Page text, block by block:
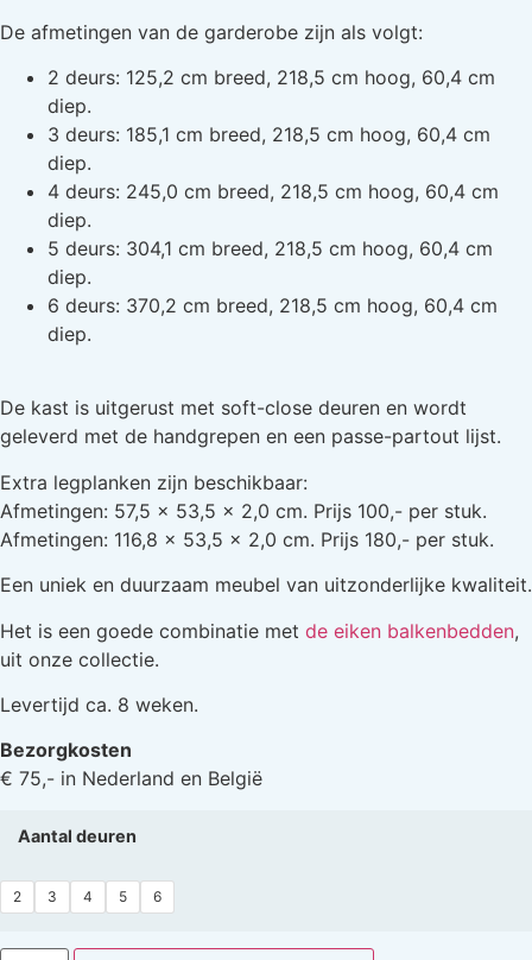
De afmetingen van de garderobe zijn als volgt:
2 deurs: 125,2 cm breed, 218,5 cm hoog, 60,4 cm
diep.
3 deurs: 185,1 cm breed, 218,5 cm hoog, 60,4 cm
diep.
4 deurs: 245,0 cm breed, 218,5 cm hoog, 60,4 cm
diep.
5 deurs: 304,1 cm breed, 218,5 cm hoog, 60,4 cm
diep.
6 deurs: 370,2 cm breed, 218,5 cm hoog, 60,4 cm
diep.
De kast is uitgerust met soft-close deuren en wordt
geleverd met de handgrepen en een passe-partout lijst.
Extra legplanken zijn beschikbaar:
Afmetingen: 57,5 x 53,5 x 2,0 cm. Prijs 100,- per stuk.
Afmetingen: 116,8 x 53,5 x 2,0 cm. Prijs 180,- per stuk.
Een uniek en duurzaam meubel van uitzonderlijke kwaliteit.
Het is een goede combinatie met de eiken balkenbedden,
uit onze collectie.
Levertijd ca. 8 weken.
Bezorgkosten
€ 75,- in Nederland en België
Aantal deuren
2 3 4 5 6